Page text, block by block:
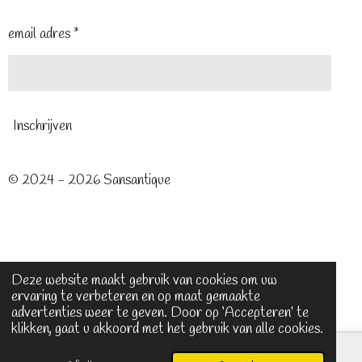
Deze website maakt gebruik van cookies om uw
ervaring te verbeteren en op maat gemaakte
advertenties weer te geven. Door op ‘Accepteren’ te
klikken, gaat u akkoord met het gebruik van alle cookies.
email adres *
Inschrijven
© 2024 - 2026 Sansantique